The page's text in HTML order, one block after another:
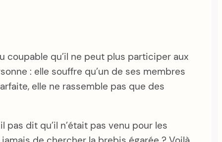
qu’il ne peut plus participer aux
: elle souffre qu’un de ses membres
elle ne rassemble pas que des
dit qu’il n’était pas venu pour les